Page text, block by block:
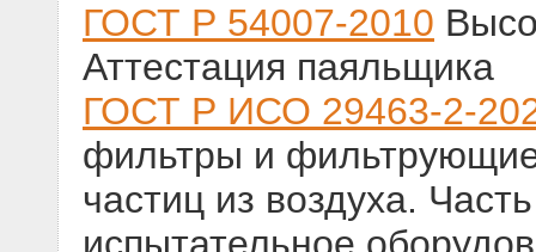
ГОСТ Р 54007-2010
Аттестация паяльщика
ГОСТ Р ИСО 29463-2-
фильтры и
частиц из воздуха.